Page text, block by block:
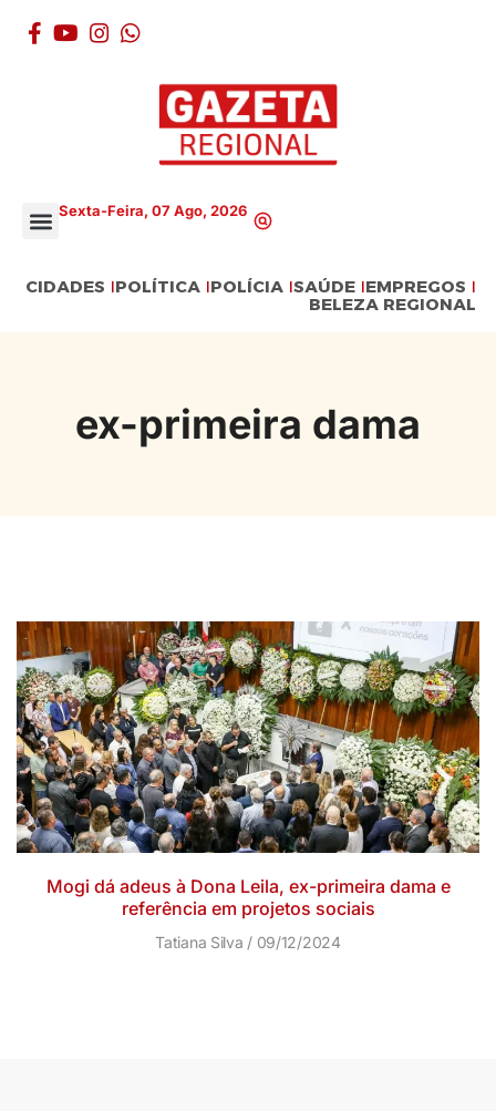
Sexta-Feira, 07 Ago, 2026
CIDADES POLÍTICA POLÍCIA SAÚDE EMPREGOS
BELEZA REGIONAL
ex-primeira dama
Mogi dá adeus à Dona Leila, ex-primeira dama e
referência em projetos sociais
Tatiana Silva 09/12/2024